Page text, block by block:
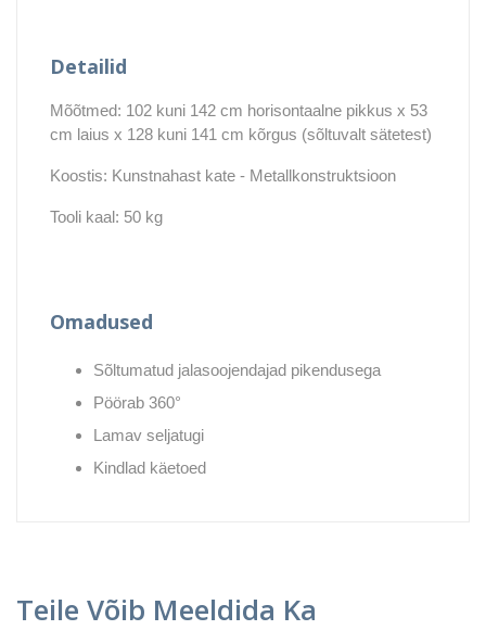
Detailid
Mõõtmed: 102 kuni 142 cm horisontaalne pikkus x 53
cm laius x 128 kuni 141 cm kõrgus (sõltuvalt sätetest)
Koostis: Kunstnahast kate - Metallkonstruktsioon
Tooli kaal: 50 kg
Omadused
Sõltumatud jalasoojendajad pikendusega
Pöörab 360°
Lamav seljatugi
Kindlad käetoed
Teile Võib Meeldida Ka